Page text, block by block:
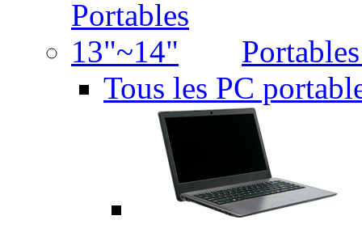
Tous les PC